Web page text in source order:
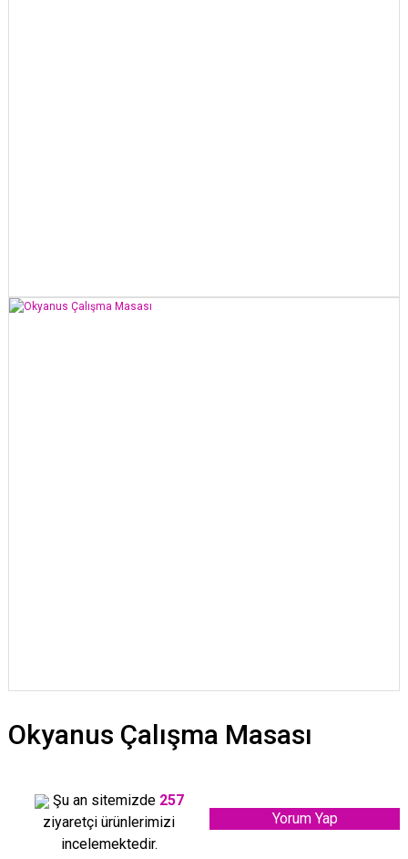
Okyanus Çalışma Masası
Şu an sitemizde 257
ziyaretçi ürünlerimizi
incelemektedir.
Yorum Yap